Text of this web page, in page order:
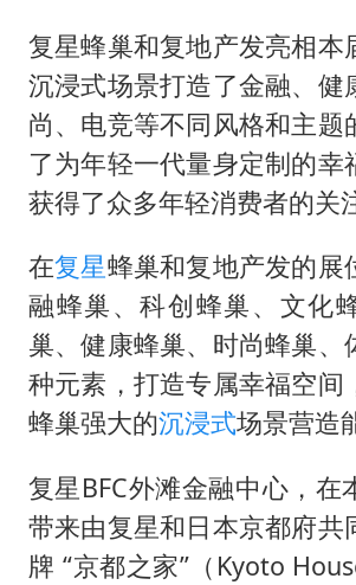
上海大部迎大
《龙餐馆》
复星蜂巢和复地产发亮相本
沉浸式场景打造了金融、健
尚、电竞等不同风格和主题
了为年轻一代量身定制的幸
获得了众多年轻消费者的关
在复星蜂巢和复地产发的展
融蜂巢、科创蜂巢、文化
巢、健康蜂巢、时尚蜂巢、
种元素，打造专属幸福空间
蜂巢强大的沉浸式场景营造
复星BFC外滩金融中心，在
带来由复星和日本京都府共
牌 “京都之家”（Kyoto